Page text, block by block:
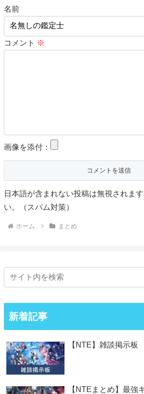
名前
コメント ※
画像を添付：
日本語が含まれない投稿は無視されま
い。（スパム対策）
ホーム まとめ
新着記事
【NTE】雑談掲示板
【NTEまとめ】最強